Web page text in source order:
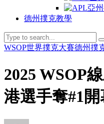
德州撲克教學
WSOP世界撲克大賽德州撲
2025 WSOP
港選手奪#1